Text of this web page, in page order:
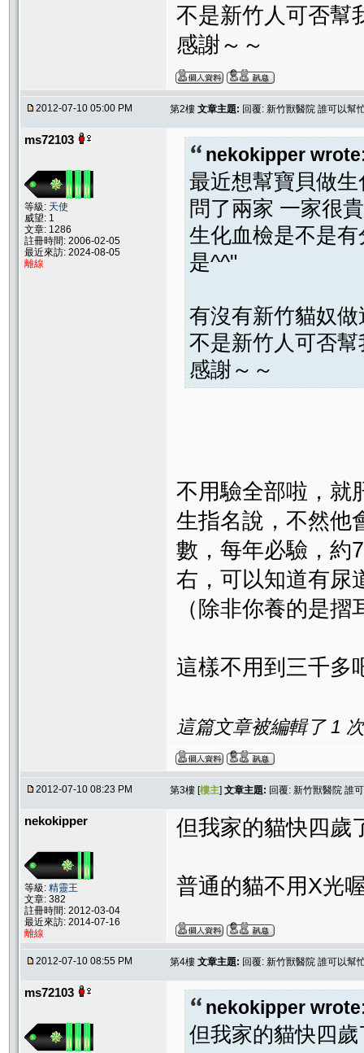
不是新竹人可否幫
感謝～～
2012-07-10 05:00 PM 第2樓 文章主題: 回覆: 新竹獸醫院 誰可以幫
ms72103
等級: 天使
威望: 1
文章: 1286
註冊時間: 2006-02-05
最近來訪: 2024-08-05
離線
nekokipper
最近想幫寶貝做
問了兩家 一家很
生化血檢是不是
是^^"
有沒有新竹貓奴
不是新竹人可否
感謝～～
不用驗全部啦，就
生指名說，不然他
數，每年必驗，約
右，可以知道有尿
（除非你養的是摺
這樣不用到三千多
這篇文章被編輯了 1
2012-07-10 08:23 PM 第3樓 [樓主] 文章主題: 回覆: 新竹獸醫院 誰
nekokipper
等級: 精靈王
文章: 382
註冊時間: 2012-03-04
最近來訪: 2014-07-16
離線
但我家的貓快四歲
普通的貓不用X光
2012-07-10 08:55 PM 第4樓 文章主題: 回覆: 新竹獸醫院 誰可以幫
ms72103
nekokipper
但我家的貓快四